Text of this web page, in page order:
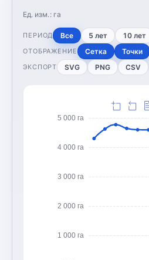
Ед. изм.: га
ПЕРИОД Все 5 лет 10 лет
ОТОБРАЖЕНИЕ Сетка Точки
ЭКСПОРТ SVG PNG CSV
1 000 га
2 000 га
3 000 га
4 000 га
5 000 га